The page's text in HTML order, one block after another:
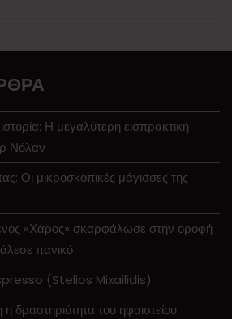
Η μεγαλύτερη εισπρακτική
Νόλαν
Οι μικροσκοπικές μάγισσες της
«Χάρος» σκαρφάλωσε στην οροφή
πανικό
(Stelios Mixailidis)
δραστηριότητα του ηφαιστείου